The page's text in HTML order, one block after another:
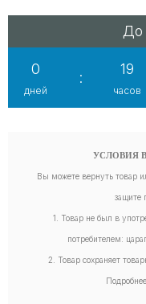
До
0
дней
:
19
часов
УСЛОВИЯ
Вы можете вернуть товар
защите
1. Товар не был в
потребителем:
2. Товар сохраняет